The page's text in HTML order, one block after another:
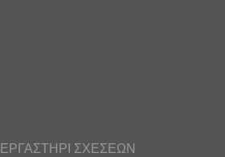
ΕΡΓΑΣΤΗΡΙ ΣΧΕΣΕΩΝ